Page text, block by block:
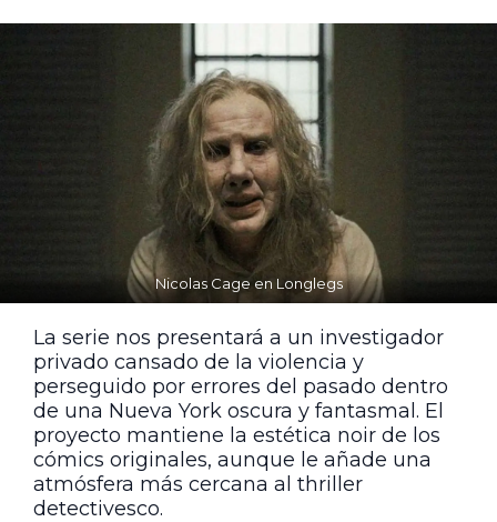
Nicolas Cage en Longlegs
La serie nos presentará a un investigador
privado cansado de la violencia y
perseguido por errores del pasado dentro
de una Nueva York oscura y fantasmal. El
proyecto mantiene la estética noir de los
cómics originales, aunque le añade una
atmósfera más cercana al thriller
detectivesco.